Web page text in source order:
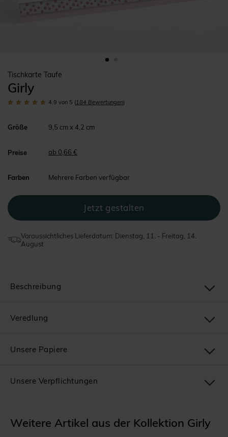
Tischkarte Taufe
Girly
4.9 von 5 (184 Bewertungen)
Größe 9,5 cm x 4,2 cm
Preise ab 0,66 €
Farben Mehrere Farben verfügbar
Voraussichtliches Lieferdatum: Dienstag, 11. - Freitag, 14.
August
Weitere Artikel aus der Kollektion Girly
Beschreibung
Veredlung
Unsere Papiere
Unsere Verpflichtungen